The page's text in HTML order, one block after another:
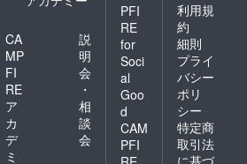
CA
MP
FI
RE
ア
カ
デ
ミ
説
明
会
・
相
談
会
PFI
RE
for
Soci
al
Goo
d
CAM
PFI
利用規
約
細則
プライ
バシー
ポリ
シー
特定商
取引法